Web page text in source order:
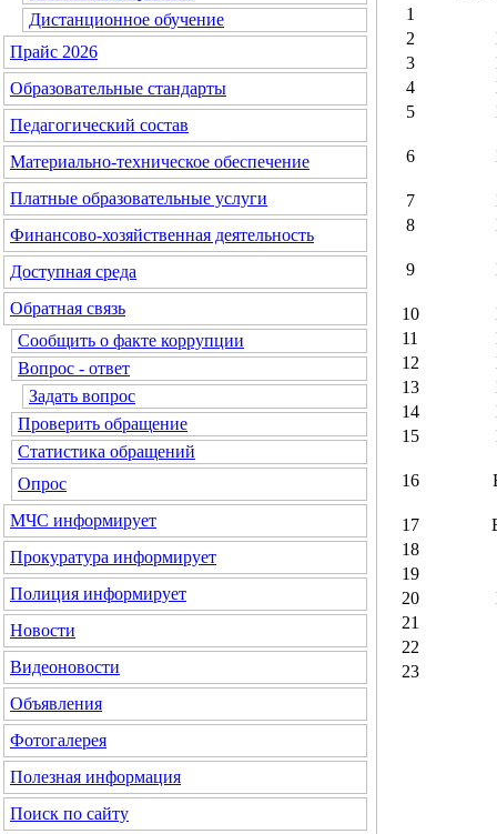
Дистанционное обучение
Прайс 2026
Образовательные стандарты
Педагогический состав
Материально-техническое обеспечение
Платные образовательные услуги
Финансово-хозяйственная деятельность
Доступная среда
Обратная связь
Сообщить о факте коррупции
Вопрос - ответ
Задать вопрос
Проверить обращение
Статистика обращений
Опрос
МЧС информирует
Прокуратура информирует
Полиция информирует
Новости
Видеоновости
Объявления
Фотогалерея
Полезная информация
Поиск по сайту
1
2
3
4
5
6
7
8
9
10
11
12
13
14
15
16
17
18
19
20
21
22
23